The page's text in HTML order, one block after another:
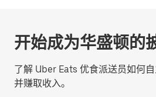
开始成为华盛顿的
了解 Uber Eats 优食派送员如何
并赚取收入。